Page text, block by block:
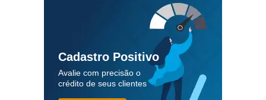
Cadastro Positivo
Avalie com precisão o
crédito de seus clientes